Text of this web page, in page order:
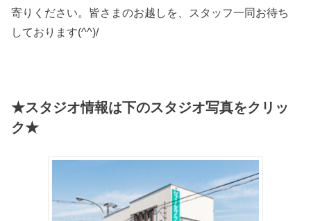
寄りください。皆さまのお越しを、スタッフ一同お待ち
しております(^^)/
★スタジオ情報は下のスタジオ写真をクリッ
ク★